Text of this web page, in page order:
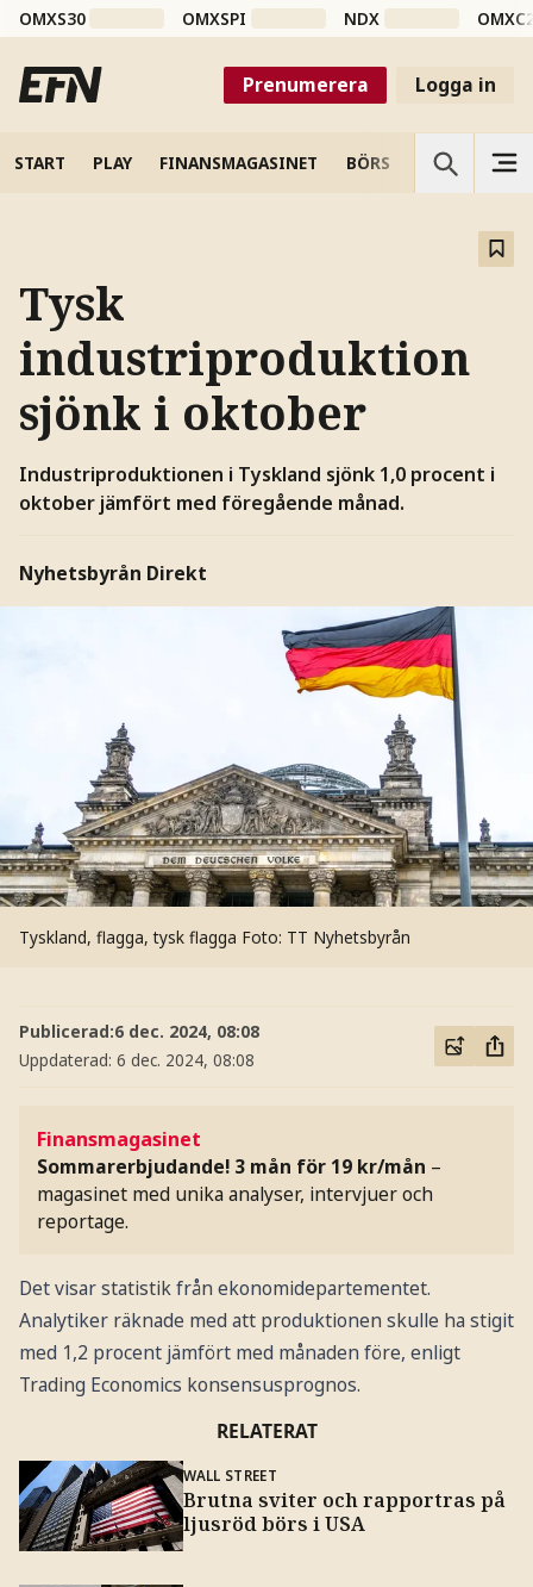
OMXS30 OMXSPI NDX
Prenumerera Logga in
START PLAY FINANSMAGASINET BÖRS VETENSKAP
Tysk
industriproduktion
sjönk i oktober
Industriproduktionen i Tyskland sjönk 1,0 procent i
oktober jämfört med föregående månad.
Nyhetsbyrån Direkt
Tyskland, flagga, tysk flagga Foto: TT Nyhetsbyrån
Publicerad:6 dec. 2024, 08:08
Uppdaterad: 6 dec. 2024, 08:08
Finansmagasinet
Sommarerbjudande! 3 mån för 19 kr/mån –
magasinet med unika analyser, intervjuer och
reportage.
Det visar statistik från ekonomidepartementet.
Analytiker räknade med att produktionen skulle ha stigit
med 1,2 procent jämfört med månaden före, enligt
Trading Economics konsensusprognos.
RELATERAT
WALL STREET
Brutna sviter och rapportras på
ljusröd börs i USA